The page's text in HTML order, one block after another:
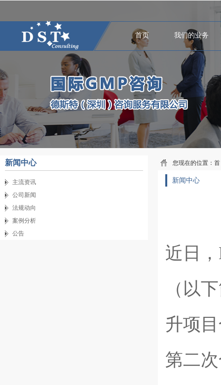
首页 我们的业务
新闻中心
主流资讯
公司新闻
法规动向
案例分析
公告
您现在的位置： 首
新闻中心
近日 ，
（以
升项
第二